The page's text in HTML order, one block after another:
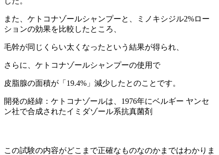
また、ケトコナゾールシャンプーと、ミノキシジル2%ロー
ションの効果を比較したところ、
毛幹が同じくらい太くなった という結果が得られ、
さらに、ケトコナゾールシャンプーの使用で
皮脂腺の面積が「19.4%」減少した とのことです。
開発の経緯：ケトコナゾールは、1976年にベルギー ヤンセ
ン社で合成されたイミダゾール系抗真菌剤
この試験の内容がどこまで正確なものなのかまではわかりま